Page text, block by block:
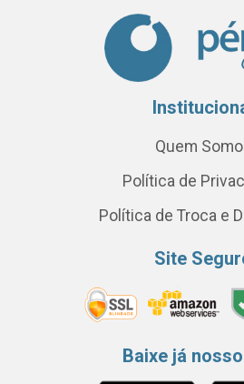
Quem
Política de
Política de Troca e
Site
Baixe já